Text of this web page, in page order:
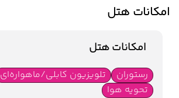
امکانات هتل
امکانات هتل
رستوران تلویزیون کابلی/ماهواره‌ای
تحویه هوا